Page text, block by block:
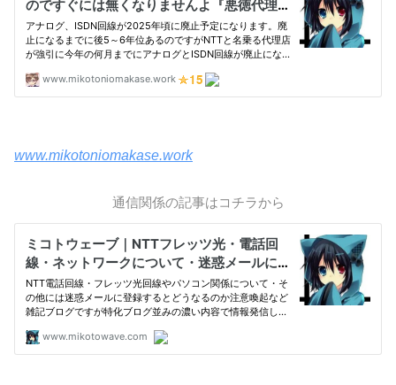
www.mikotoniomakase.work
通信関係の記事はコチラから